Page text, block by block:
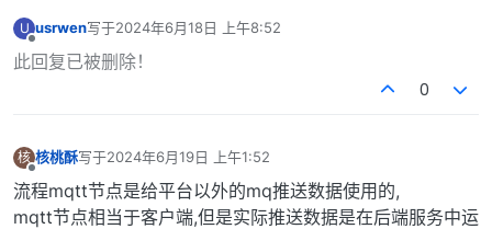
U usrwen写于2024年6月18日 上午8:52
最后由 编辑
此回复已被删除！
0
核 核桃酥写于2024年6月19日 上午1:52
最后由 编辑
流程mqtt节点是给平台以外的mq推送数据使用的,
mqtt节点相当于客户端,但是实际推送数据是在后端服务中运